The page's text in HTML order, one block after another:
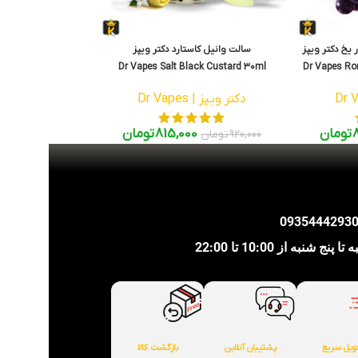
دکتر ویپز
Dr Vapes
تومان
سالت وانیل کاستارد دکتر ویپز
Dr Vapes Salt Black Custard 30ml
دکتر ویپز | Dr Vapes
920,000تومان 815,000تومان
از 10:00 تا 22:00
سریع پشتیبان آنلاین بازگشت کالا